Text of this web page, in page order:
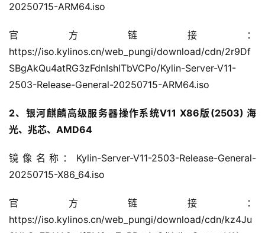
20250715-ARM64.iso
官方链接：
https://iso.kylinos.cn/web_pungi/download/cdn/2r9Df
SBgAkQu4atRG3zFdnIshlTbVCPo/Kylin-Server-V11-
2503-Release-General-20250715-ARM64.iso
2、银河麒麟高级服务器操作系统V11 X86版(2503) 海
光、兆芯、AMD64
镜像名称：Kylin-Server-V11-2503-Release-General-
20250715-X86_64.iso
官方链接：
https://iso.kylinos.cn/web_pungi/download/cdn/kz4Ju